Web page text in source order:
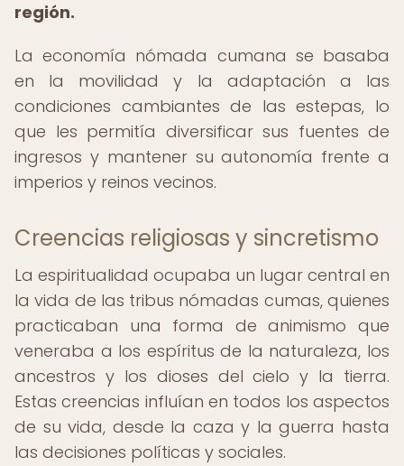
región.
La economía nómada cumana se basaba
en la movilidad y la adaptación a las
condiciones cambiantes de las estepas, lo
que les permitía diversificar sus fuentes de
ingresos y mantener su autonomía frente a
imperios y reinos vecinos.
Creencias religiosas y sincretismo
La espiritualidad ocupaba un lugar central en
la vida de las tribus nómadas cumas, quienes
practicaban una forma de animismo que
veneraba a los espíritus de la naturaleza, los
ancestros y los dioses del cielo y la tierra.
Estas creencias influían en todos los aspectos
de su vida, desde la caza y la guerra hasta
las decisiones políticas y sociales.